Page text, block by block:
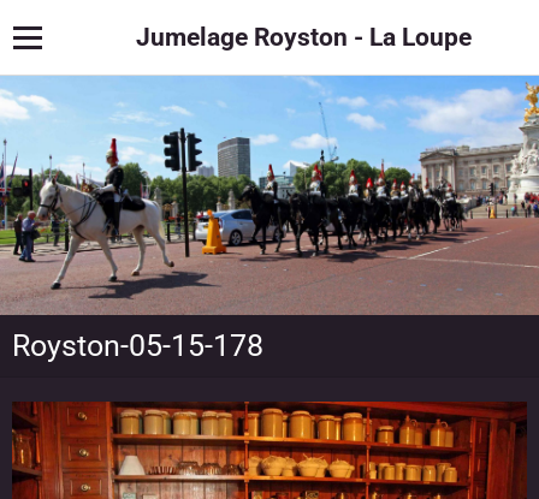
Jumelage Royston - La Loupe
Royston-05-15-178